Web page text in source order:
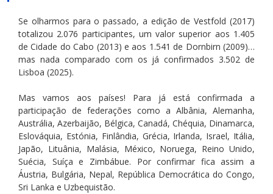
Se olharmos para o passado, a edição de Vestfold (2017)
totalizou 2.076 participantes, um valor superior aos 1.405
de Cidade do Cabo (2013) e aos 1.541 de Dornbirn (2009)…
mas nada comparado com os já confirmados 3.502 de
Lisboa (2025).
Mas vamos aos países! Para já está confirmada a
participação de federações como a Albânia, Alemanha,
Austrália, Azerbaijão, Bélgica, Canadá, Chéquia, Dinamarca,
Eslováquia, Estónia, Finlândia, Grécia, Irlanda, Israel, Itália,
Japão, Lituânia, Malásia, México, Noruega, Reino Unido,
Suécia, Suíça e Zimbábue. Por confirmar fica assim a
Áustria, Bulgária, Nepal, República Democrática do Congo,
Sri Lanka e Uzbequistão.